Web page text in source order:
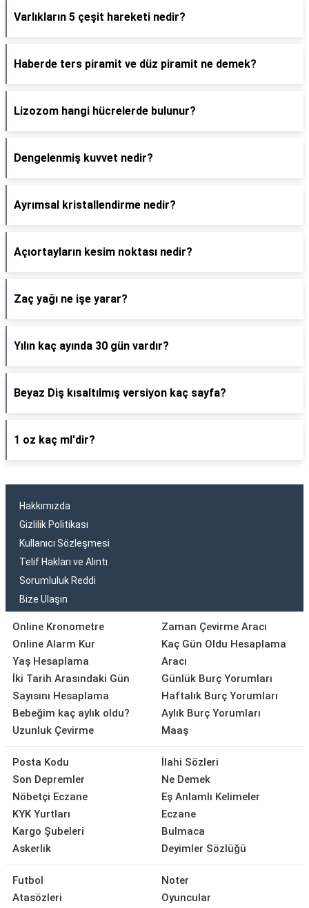
Varlıkların 5 çeşit hareketi nedir?
Haberde ters piramit ve düz piramit ne demek?
Lizozom hangi hücrelerde bulunur?
Dengelenmiş kuvvet nedir?
Ayrımsal kristallendirme nedir?
Açıortayların kesim noktası nedir?
Zaç yağı ne işe yarar?
Yılın kaç ayında 30 gün vardır?
Beyaz Diş kısaltılmış versiyon kaç sayfa?
1 oz kaç ml'dir?
Hakkımızda
Gizlilik Politikası
Kullanıcı Sözleşmesi
Telif Hakları ve Alıntı
Sorumluluk Reddi
Bize Ulaşın
Online Kronometre
Online Alarm Kur
Yaş Hesaplama
İki Tarih Arasındaki Gün
Sayısını Hesaplama
Bebeğim kaç aylık oldu?
Uzunluk Çevirme
Zaman Çevirme Aracı
Kaç Gün Oldu Hesaplama
Aracı
Günlük Burç Yorumları
Haftalık Burç Yorumları
Aylık Burç Yorumları
Maaş
Posta Kodu
Son Depremler
Nöbetçi Eczane
KYK Yurtları
Kargo Şubeleri
Askerlik
İlahi Sözleri
Ne Demek
Eş Anlamlı Kelimeler
Eczane
Bulmaca
Deyimler Sözlüğü
Futbol
Atasözleri
Noter
Oyuncular